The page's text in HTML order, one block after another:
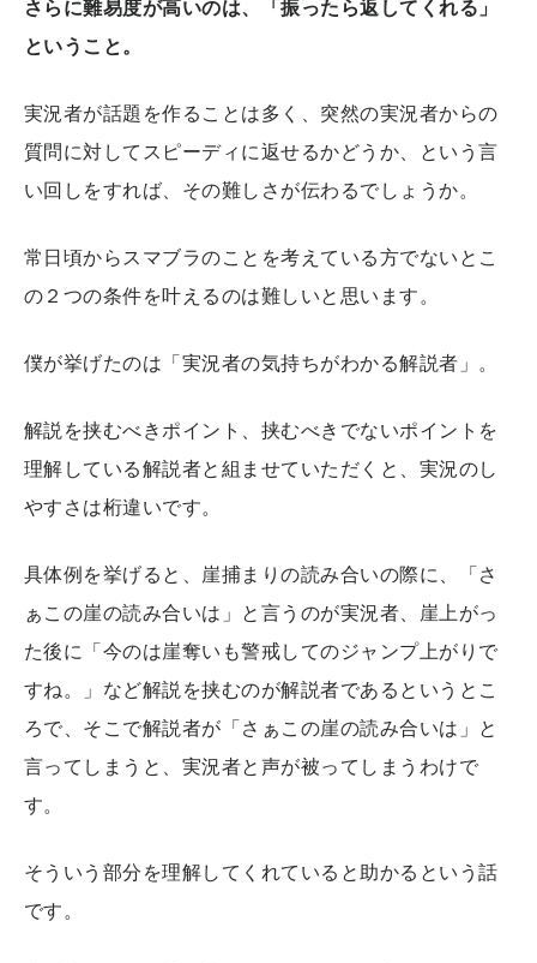
さらに難易度が高いのは、「振ったら返してくれる」
ということ。
実況者が話題を作ることは多く、突然の実況者からの
質問に対してスピーディに返せるかどうか、という言
い回しをすれば、その難しさが伝わるでしょうか。
常日頃からスマブラのことを考えている方でないとこ
の２つの条件を叶えるのは難しいと思います。
僕が挙げたのは「実況者の気持ちがわかる解説者」。
解説を挟むべきポイント、挟むべきでないポイントを
理解している解説者と組ませていただくと、実況のし
やすさは桁違いです。
具体例を挙げると、崖捕まりの読み合いの際に、「さ
ぁこの崖の読み合いは」と言うのが実況者、崖上がっ
た後に「今のは崖奪いも警戒してのジャンプ上がりで
すね。」など解説を挟むのが解説者であるというとこ
ろで、そこで解説者が「さぁこの崖の読み合いは」と
言ってしまうと、実況者と声が被ってしまうわけで
す。
そういう部分を理解してくれていると助かるという話
です。